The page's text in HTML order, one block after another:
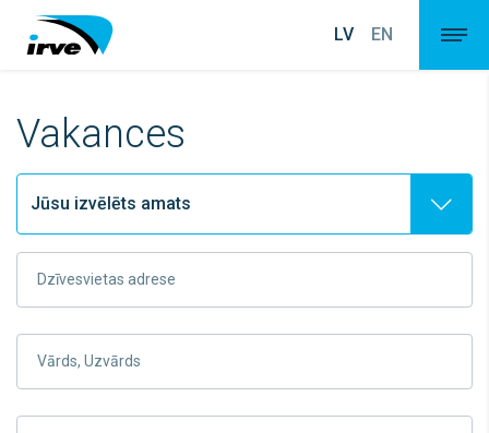
LV EN
Vakances
Dzīvesvietas adrese
Vārds, Uzvārds